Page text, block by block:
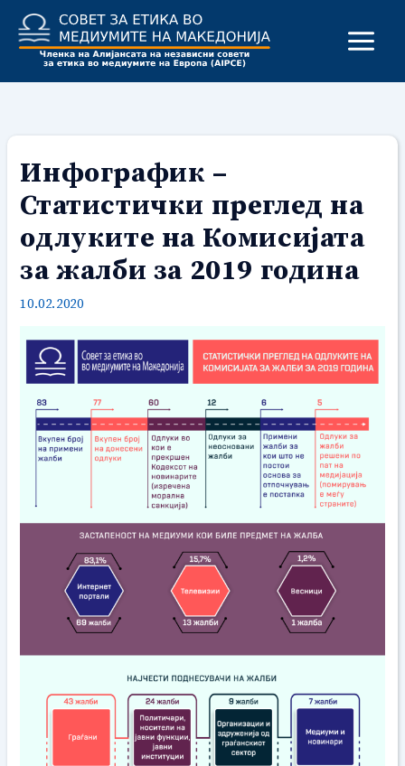
content
Инфографик –
Статистички преглед на
одлуките на Комисијата
за жалби за 2019 година
10.02.2020